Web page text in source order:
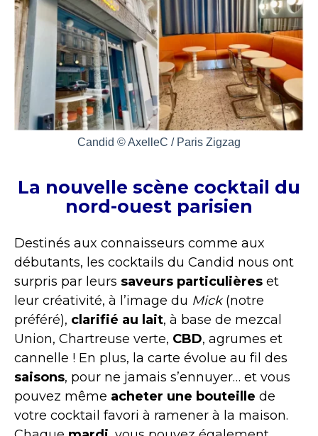
Candid © AxelleC / Paris Zigzag
La nouvelle scène cocktail du
nord-ouest parisien
Destinés aux connaisseurs comme aux
débutants, les cocktails du Candid nous ont
surpris par leurs saveurs particulières et
leur créativité, à l’image du Mick(notre
préféré), clarifié au lait, à base de mezcal
Union, Chartreuse verte, CBD, agrumes et
cannelle ! En plus, la carte évolue au fil des
saisons, pour ne jamais s’ennuyer… et vous
pouvez même acheter une bouteille de
votre cocktail favori à ramener à la maison.